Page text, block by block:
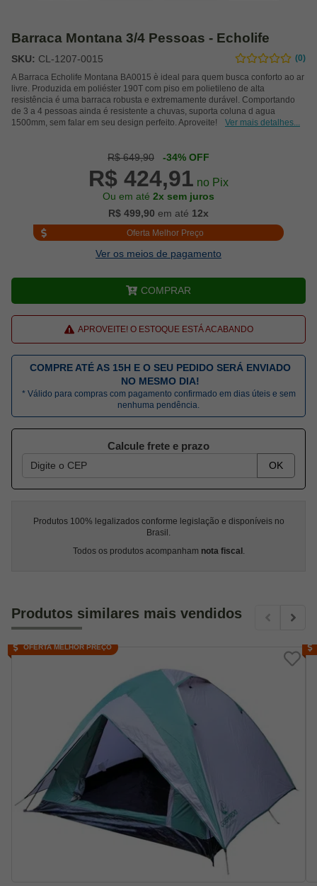
Barraca Montana 3/4 Pessoas - Echolife
SKU: CL-1207-0015
(0)
A Barraca Echolife Montana BA0015 è ideal para quem busca conforto ao ar
livre. Produzida em poliéster 190T com piso em polietileno de alta
resistência é uma barraca robusta e extremamente durável. Comportando
de 3 a 4 pessoas ainda é resistente a chuvas, suporta coluna d agua
1500mm, sem falar em seu design perfeito. Aproveite!
Ver mais detalhes...
R$ 649,90 -34% OFF
R$ 424,91 no Pix
Ou em até 2x sem juros
R$ 499,90 em até 12x
Oferta Melhor Preço
Ver os meios de pagamento
COMPRAR
APROVEITE! O ESTOQUE ESTÁ ACABANDO
COMPRE ATÉ AS 15H E O SEU PEDIDO SERÁ ENVIADO
NO MESMO DIA!
* Válido para compras com pagamento confirmado em dias úteis e sem
nenhuma pendência.
Calcule frete e prazo
OK
Produtos 100% legalizados conforme legislação e disponíveis no
Brasil.
Todos os produtos acompanham nota fiscal.
Produtos similares mais vendidos
OFERTA MELHOR PREÇO